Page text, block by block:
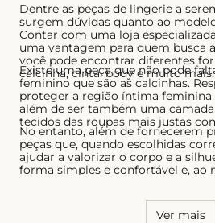
Dentre as peças de lingerie a
surgem dúvidas quanto ao
Contar com uma loja
uma vantagem para quem busca
você pode encontrar diferentes
calcinha, cinta, body e muito mais.
Existe uma peça que não pode
feminino que são as calcinhas.
proteger a região íntima feminina
além de ser também uma
tecidos das roupas mais justas
No entanto, além de fornecerem
peças que, quando escolhidas
ajudar a valorizar o corpo e a
forma simples e confortável e, ao
caimento, tanto para as calcinhas
Ver mais